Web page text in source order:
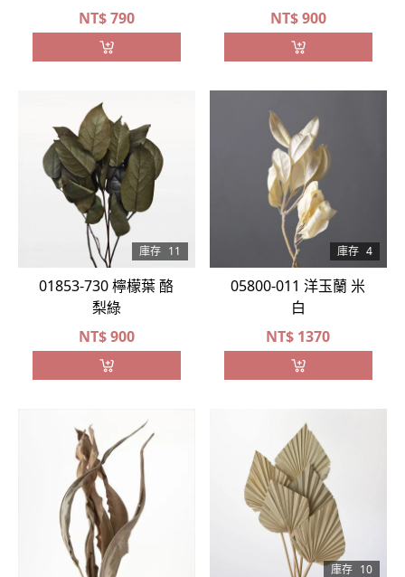
NT$790
NT$900
庫存 11
01853-730 檸檬葉 酪
梨綠
NT$900
庫存 4
05800-011 洋玉蘭 米
白
NT$ 1370
庫存 10